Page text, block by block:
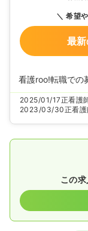
希望
最
看護roo!転職での
2025/01/17正看護
2023/03/30正看
この